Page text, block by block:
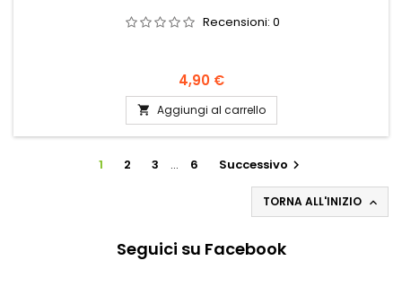
Recensioni: 0
Prezzo
4,90 €
 Aggiungi al carrello
1 2 3 … 6 Successivo 
TORNA ALL'INIZIO 
Seguici su Facebook